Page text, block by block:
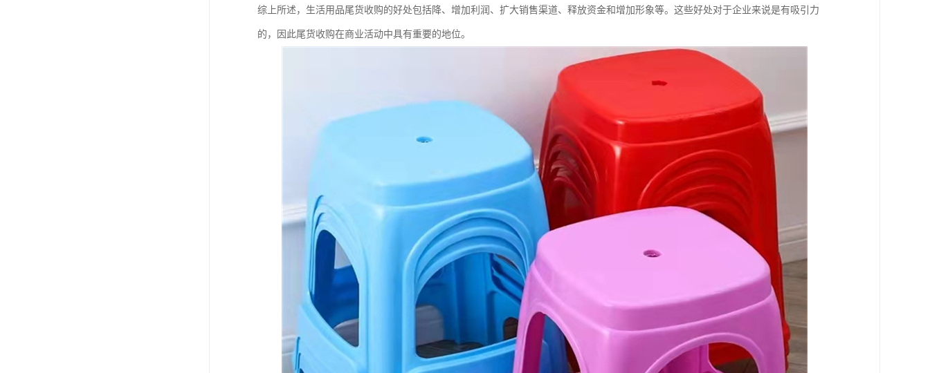
综上所述，生活用品尾货收购的好处包括降、增加利润、扩大销售渠道、释放资金和增加形象等。这些好处对于企业来说是有吸引力
的，因此尾货收购在商业活动中具有重要的地位。